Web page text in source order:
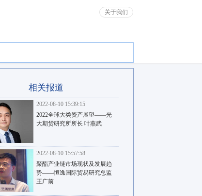
关于我们
相关报道
2022-08-10 15:39:15
2022全球大类资产展望——光
大期货研究所所长 叶燕武
2022-08-10 15:57:58
聚酯产业链市场现状及发展趋
势——恒逸国际贸易研究总监
王广前